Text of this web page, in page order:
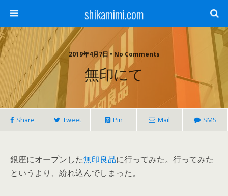
shikamimi.com
2019年4月7日 • No Comments
無印にて
Share Tweet Pin Mail SMS
銀座にオープンした無印良品に行ってみた。行ってみた
というより、紛れ込んでしまった。